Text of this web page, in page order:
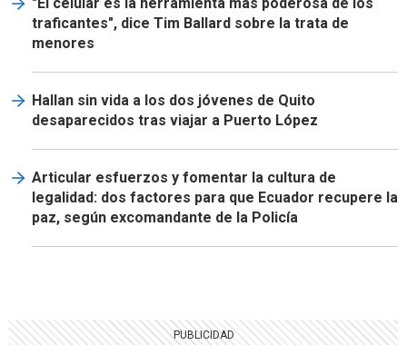
traficantes", dice Tim Ballard sobre la trata de
menores
Hallan sin vida a los dos jóvenes de Quito
desaparecidos tras viajar a Puerto López
Articular esfuerzos y fomentar la cultura de
legalidad: dos factores para que Ecuador recupere la
paz, según excomandante de la Policía